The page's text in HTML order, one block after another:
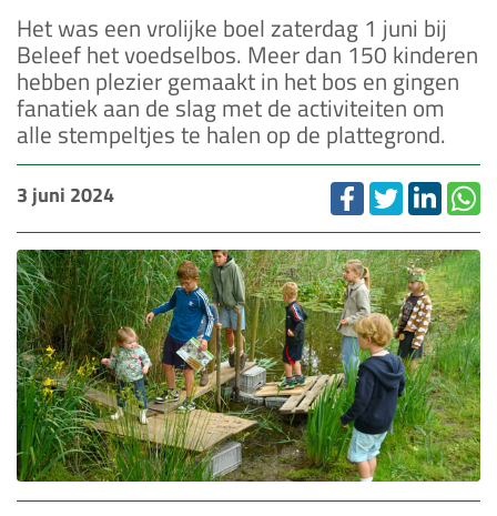
Het was een vrolijke boel zaterdag 1 juni bij
Beleef het voedselbos. Meer dan 150 kinderen
hebben plezier gemaakt in het bos en gingen
fanatiek aan de slag met de activiteiten om
alle stempeltjes te halen op de plattegrond.
3 juni 2024